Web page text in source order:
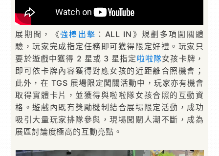
展期間，《強棒出擊 ：ALL IN》規劃多項闖關體
驗，玩家完成指定任務即可獲得限定好禮。玩家只
要於遊戲中獲得 2 星或 3 星指定 啦啦隊女孩卡牌，
即可依卡牌內容獲得對應女孩的近距離合照機會；
此外，在 TGS 展場限定闖關活動中，玩家亦有機會
取得實體卡片，並獲得與啦啦隊女孩合照的互動資
格。遊戲內既有獎勵機制結合展場限定活動，成功
吸引大量玩家排隊參與，現場闖關人潮不斷，成為
展區討論度極高的互動亮點。